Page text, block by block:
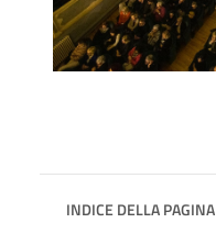
INDICE DELLA PAGINA